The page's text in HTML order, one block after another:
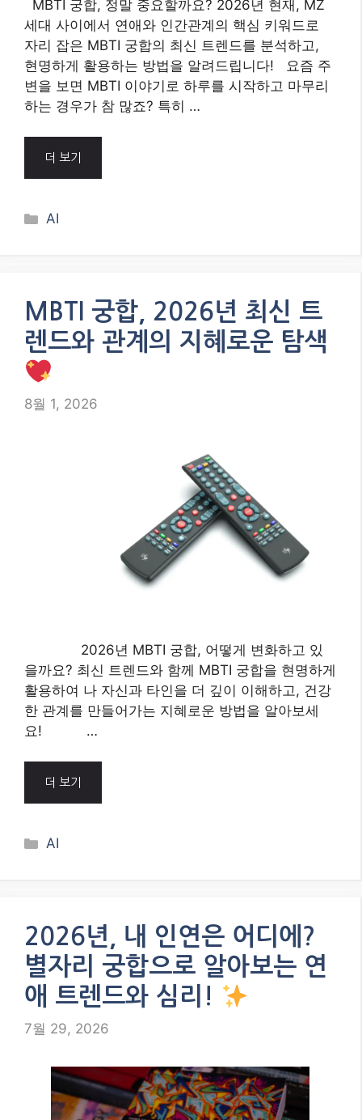
MBTI 궁합, 정말 중요할까요? 2026년 현재, MZ
세대 사이에서 연애와 인간관계의 핵심 키워드로
자리 잡은 MBTI 궁합의 최신 트렌드를 분석하고,
현명하게 활용하는 방법을 알려드립니다! 요즘 주
변을 보면 MBTI 이야기로 하루를 시작하고 마무리
하는 경우가 참 많죠? 특히 …
더 보기
Categories
AI
MBTI 궁합, 2026년 최신 트
렌드와 관계의 지혜로운 탐색
8월 1, 2026
2026년 MBTI 궁합, 어떻게 변화하고 있
을까요? 최신 트렌드와 함께 MBTI 궁합을 현명하게
활용하여 나 자신과 타인을 더 깊이 이해하고, 건강
한 관계를 만들어가는 지혜로운 방법을 알아보세
요! …
더 보기
Categories
AI
2026년, 내 인연은 어디에?
별자리 궁합으로 알아보는 연
애 트렌드와 심리!
7월 29, 2026